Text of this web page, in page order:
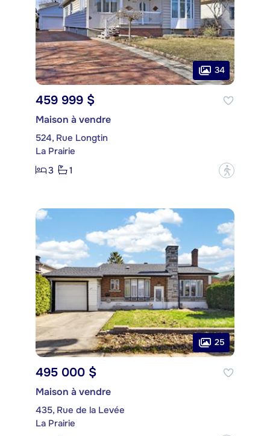
34
459 999 $
Maison à vendre
524, Rue Longtin
La Prairie
3
1 ?
25
495 000 $
Maison à vendre
435, Rue de la Levée
La Prairie